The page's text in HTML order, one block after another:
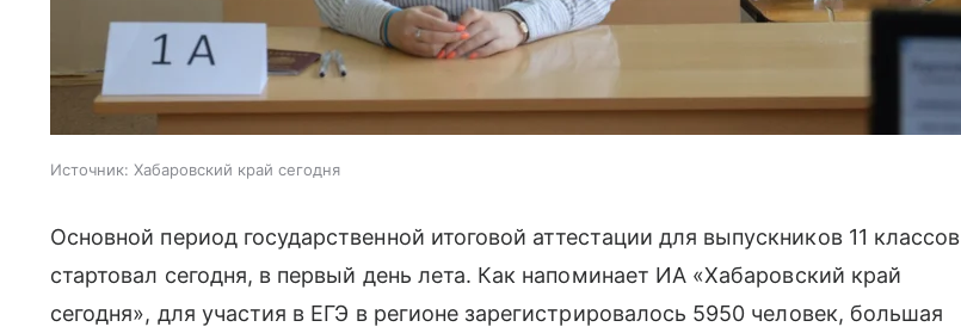
Источник: Хабаровский край сегодня
Основной период государственной итоговой аттестации для выпускников 11 классов
стартовал сегодня, в первый день лета. Как напоминает ИА «Хабаровский край
сегодня», для участия в ЕГЭ в регионе зарегистрировалось 5950 человек, большая